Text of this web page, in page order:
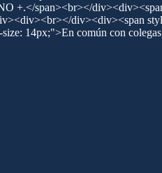
+.</span><br></
div><div><span
14px;">En común con